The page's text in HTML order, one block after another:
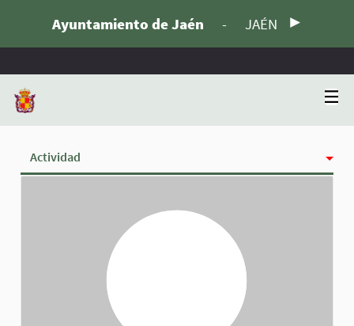
Ayuntamiento de Jaén - JAÉN
Actividad